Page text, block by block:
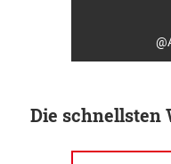
Die schnellsten